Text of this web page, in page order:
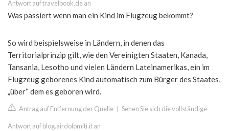
Antwort auf travelbook.de an
Was passiert wenn man ein Kind im Flugzeug bekommt?
So wird beispielsweise in Ländern, in denen das
Territorialprinzip gilt, wie den Vereinigten Staaten, Kanada,
Tansania, Lesotho und vielen Ländern Lateinamerikas, ein im
Flugzeug geborenes Kind automatisch zum Bürger des Staates,
„über“ dem es geboren wird.
Antrag auf Entfernung der Quelle Sehen Sie sich die vollständige
Antwort auf blog.airdolomiti.it an